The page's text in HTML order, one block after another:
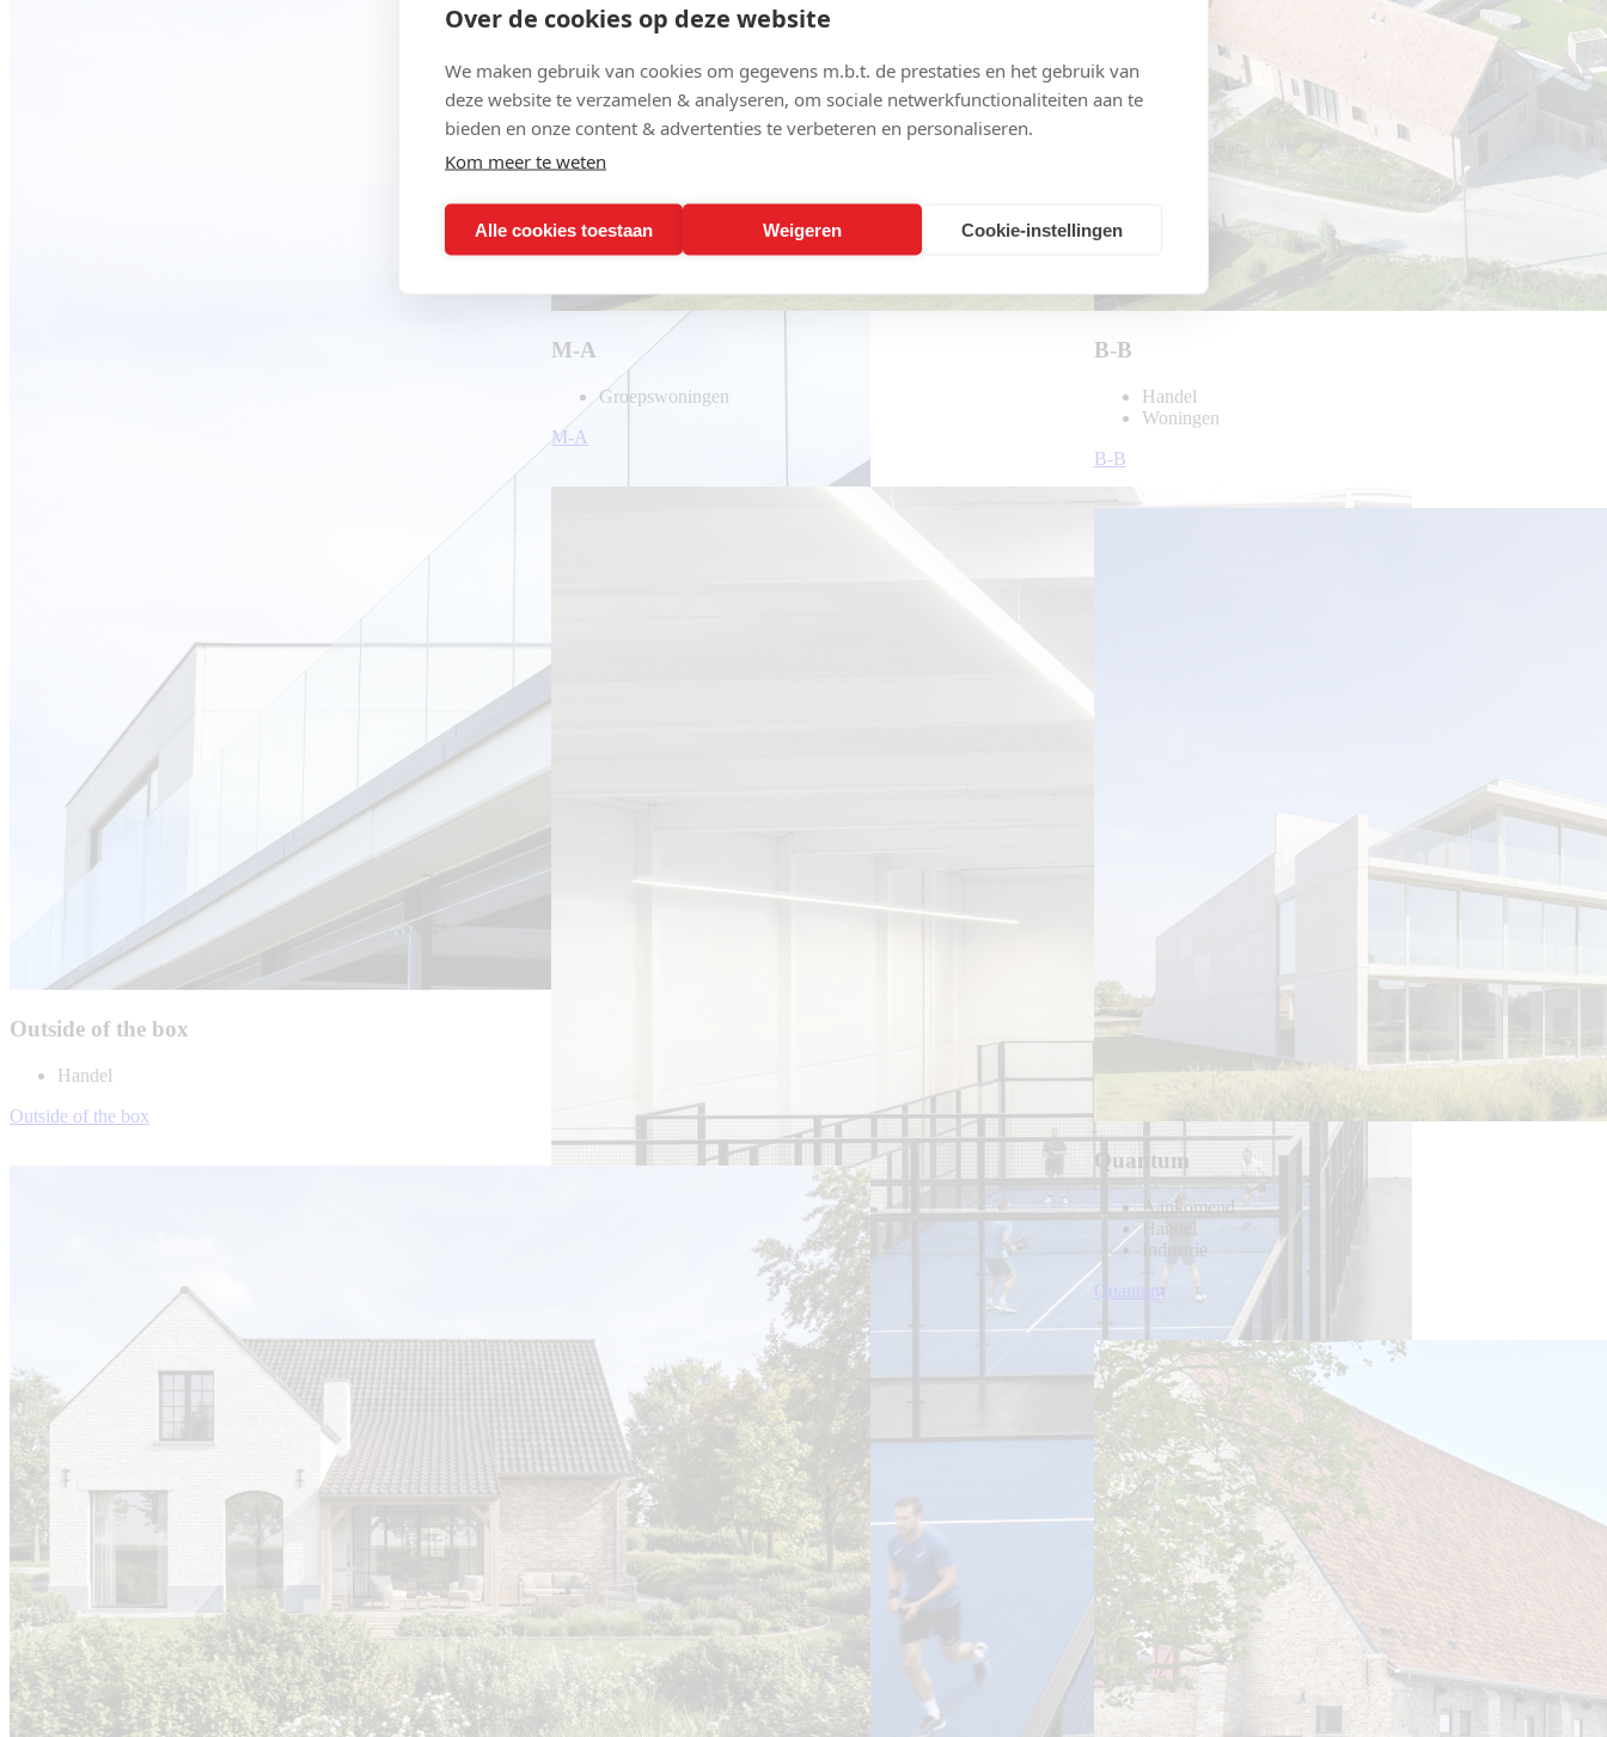
Outside of the box
Handel
Outside of the box
M-A
Groepswoningen
M-A
B-B
Handel
Woningen
B-B
Quantum
Aankomend
Handel
Industrie
Quantum
Over de cookies op deze website
We maken gebruik van cookies om gegevens m.b.t. de prestaties en het gebruik van
deze website te verzamelen & analyseren, om sociale netwerkfunctionaliteiten aan te
bieden en onze content & advertenties te verbeteren en personaliseren.
Kom meer te weten
Alle cookies toestaan Weigeren Cookie-instellingen